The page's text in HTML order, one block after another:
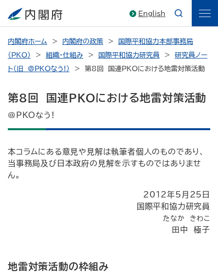
English
内閣府ホーム 内閣府の政策
国際平和協力本部事務局
（PKO）
組織・仕組み 国際平和協力研究員
研究員ノー
ト（旧 @PKOなう!）
第8回 国連PKOにおける地雷対策活動
第8回 国連PKOにおける地雷対策活動
@PKOなう!
本コラムにある意見や見解は執筆者個人のものであり、
当事務局及び日本政府の見解を示すものではありませ
ん。
2012年5月25日
国際平和協力研究員
たなか きわこ
田中 極子
地雷対策活動の枠組み